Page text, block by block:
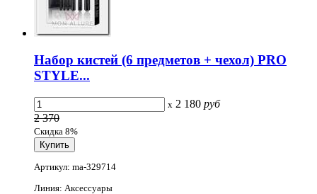
Набор кистей (6 предметов + чехол) PRO
STYLE...
x 2 180 руб
2 370
Скидка 8%
Артикул: ma-329714
Линия: Аксессуары